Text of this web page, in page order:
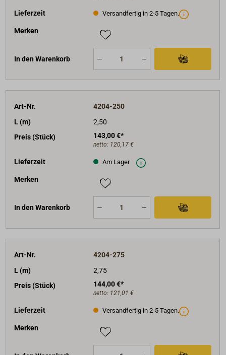
Lieferzeit Versandfertig in 2-5 Tagen.
Merken
In den Warenkorb
Art-Nr.
4204-250
L (m)
2,50
Preis (Stück)
143,00 €*
netto: 120,17 €
Lieferzeit Am Lager
Merken
In den Warenkorb
Art-Nr.
4204-275
L (m)
2,75
Preis (Stück)
144,00 €*
netto: 121,01 €
Lieferzeit Versandfertig in 2-5 Tagen.
Merken